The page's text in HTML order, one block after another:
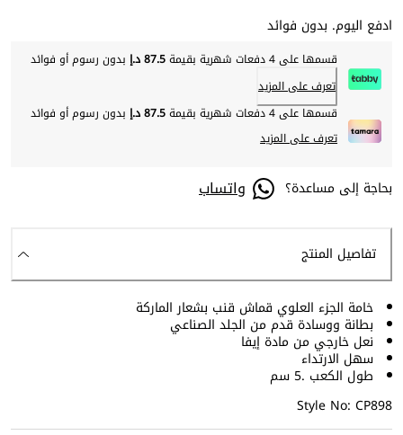
ادفع اليوم. بدون فوائد
قسمها على 4 دفعات شهرية بقيمة 87.5 د.إ
بدون رسوم أو فوائد
تعرف على المزيد
قسمها على 4 دفعات شهرية بقيمة
87.5 د.إ
بدون رسوم أو فوائد
تعرف على المزيد
بحاجة إلى مساعدة؟ واتساب
تفاصيل المنتج
خامة الجزء العلوي قماش قنب بشعار الماركة
بطانة ووسادة قدم من الجلد الصناعي
نعل خارجي من مادة إيفا
سهل الارتداء
طول الكعب .5 سم
Style No: CP898